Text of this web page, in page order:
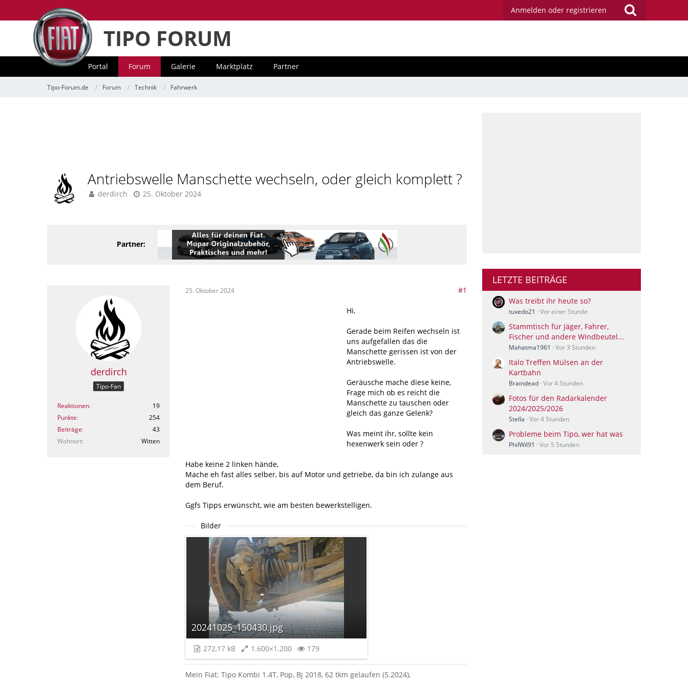
Anmelden oder registrieren
TIPO FORUM
Portal Forum Galerie Marktplatz Partner
Tipo-Forum.de Forum Technik Fahrwerk
Antriebswelle Manschette wechseln, oder gleich komplett ?
derdirch 25. Oktober 2024
Partner:
derdirch
Tipo-Fan
Reaktionen
19
Punkte
254
Beiträge
43
Wohnort
Witten
25. Oktober 2024 #1
Hi,
Gerade beim Reifen wechseln ist
uns aufgefallen das die
Manschette gerissen ist von der
Antriebswelle.
Geräusche mache diese keine,
Frage mich ob es reicht die
Manschette zu tauschen oder
gleich das ganze Gelenk?
Was meint ihr, sollte kein
hexenwerk sein oder ?
Habe keine 2 linken hände,
Mache eh fast alles selber, bis auf Motor und getriebe, da bin ich zulange aus
dem Beruf.
Ggfs Tipps erwünscht, wie am besten bewerkstelligen.
Bilder
20241025_150430.jpg
272,17 kB 1.600×1.200 179
Mein Fiat: Tipo Kombi 1.4T, Pop, Bj 2018, 62 tkm gelaufen (5.2024),
LETZTE BEITRÄGE
Was treibt ihr heute so?
tuxedo21 Vor einer Stunde
Stammtisch für Jäger, Fahrer,
Fischer und andere Windbeutel...
Mahatma1961 Vor 3 Stunden
Italo Treffen Mülsen an der
Kartbahn
Braindead Vor 4 Stunden
Fotos für den Radarkalender
2024/2025/2026
Stella Vor 4 Stunden
Probleme beim Tipo, wer hat was
PhilWil91 Vor 5 Stunden